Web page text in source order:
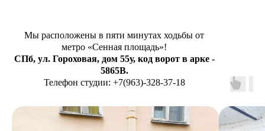
Мы расположены в пяти минутах ходьбы от
метро «Сенная площадь»!
СПб, ул. Гороховая, дом 55у, код ворот в арке -
5865В.
Телефон студии: +7(963)-328-37-18